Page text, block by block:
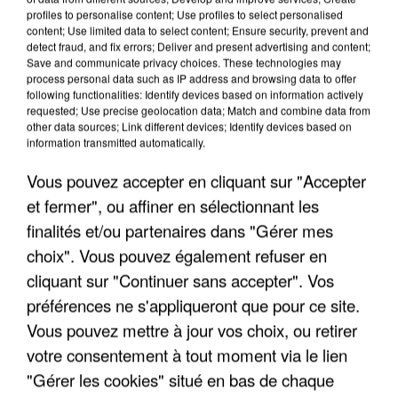
LES INTERVIEWS CHANTE
FRANCE
Voir plus
"JE SUIS À DISPOSITION DES
ENFOIRÉS"
"ON A TOUS LE TRAC"
"ON N'EST PAS DES PARENTS
PARFAITS"
profiles to personalise content; Use profiles to select personalised
content; Use limited data to select content; Ensure security, prevent and
detect fraud, and fix errors; Deliver and present advertising and content;
Save and communicate privacy choices. These technologies may
process personal data such as IP address and browsing data to offer
following functionalities: Identify devices based on information actively
requested; Use precise geolocation data; Match and combine data from
other data sources; Link different devices; Identify devices based on
information transmitted automatically.
Vous pouvez accepter en cliquant sur "Accepter
et fermer", ou affiner en sélectionnant les
finalités et/ou partenaires dans "Gérer mes
choix". Vous pouvez également refuser en
cliquant sur "Continuer sans accepter". Vos
préférences ne s'appliqueront que pour ce site.
Vous pouvez mettre à jour vos choix, ou retirer
votre consentement à tout moment via le lien
"Gérer les cookies" situé en bas de chaque